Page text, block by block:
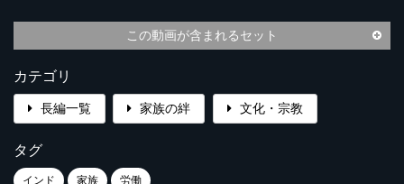
この動画が含まれるセット
カテゴリ
長編一覧 家族の絆 文化・宗教
タグ
インド 家族 労働